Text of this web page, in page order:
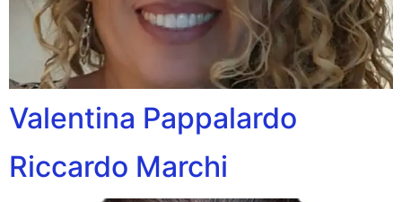
Valentina Pappalardo
Riccardo Marchi